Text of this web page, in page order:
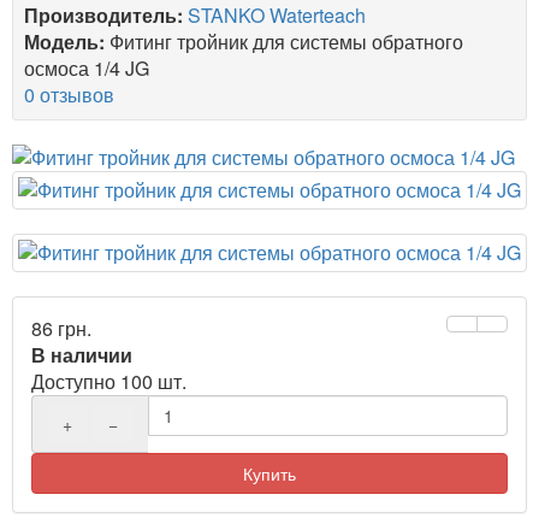
Производитель: STANKO Waterteach
Модель: Фитинг тройник для системы обратного
осмоса 1/4 JG
0 отзывов
86 грн.
В наличии
Доступно 100 шт.
+ −
Купить